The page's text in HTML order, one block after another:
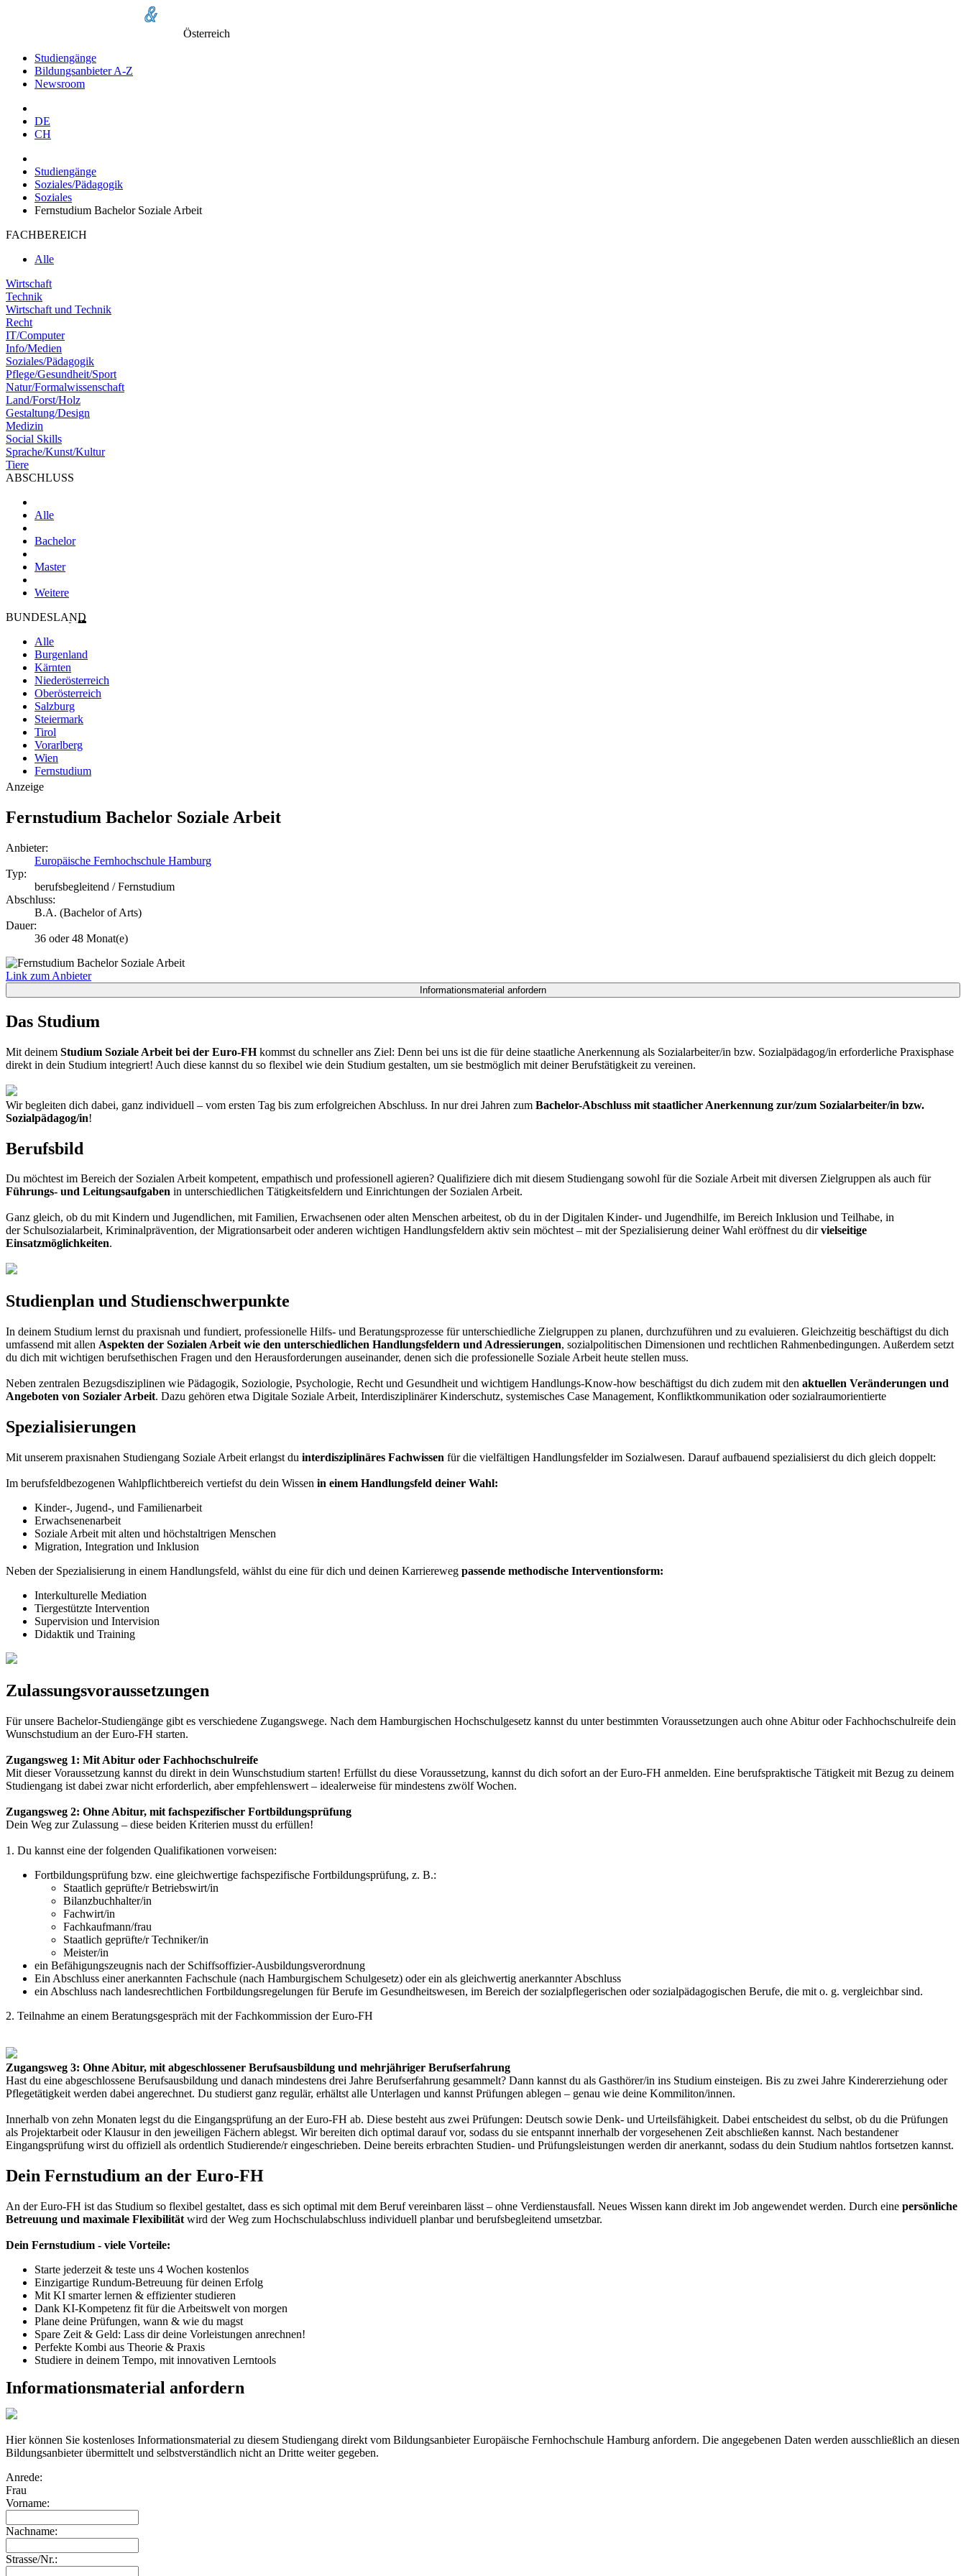
Österreich
Studiengänge
Bildungsanbieter A-Z
Newsroom
DE
CH
Studiengänge
Soziales/Pädagogik
Soziales
Fernstudium Bachelor Soziale Arbeit
FACHBEREICH
Alle
Wirtschaft
Technik
Wirtschaft und Technik
Recht
IT/Computer
Info/Medien
Soziales/Pädagogik
Pflege/Gesundheit/Sport
Natur/Formalwissenschaft
Land/Forst/Holz
Gestaltung/Design
Medizin
Social Skills
Sprache/Kunst/Kultur
Tiere
ABSCHLUSS
Alle
Bachelor
Master
Weitere
BUNDESLAND
Alle
Burgenland
Kärnten
Niederösterreich
Oberösterreich
Salzburg
Steiermark
Tirol
Vorarlberg
Wien
Fernstudium
Anzeige
Fernstudium Bachelor Soziale Arbeit
Anbieter:
Europäische Fernhochschule Hamburg
Typ:
berufsbegleitend / Fernstudium
Abschluss:
B.A. (Bachelor of Arts)
Dauer:
36 oder 48 Monat(e)
Link zum Anbieter
Das Studium
Mit deinem Studium Soziale Arbeit bei der Euro-FHkommst du schneller ans Ziel: Denn bei uns ist die für deine staatliche Anerkennung als Sozialarbeiter/in bzw. Sozialpädagog/in erforderliche Praxisphase
direkt in dein Studium integriert! Auch diese kannst du so flexibel wie dein Studium gestalten, um sie bestmöglich mit deiner Berufstätigkeit zu vereinen.
Wir begleiten dich dabei, ganz individuell – vom ersten Tag bis zum erfolgreichen Abschluss. In nur drei Jahren zum Bachelor-Abschluss mit staatlicher Anerkennung zur/zum Sozialarbeiter/in bzw.
Sozialpädagog/in!
Berufsbild
Du möchtest im Bereich der Sozialen Arbeit kompetent, empathisch und professionell agieren? Qualifiziere dich mit diesem Studiengang sowohl für die Soziale Arbeit mit diversen Zielgruppen als auch für
Führungs- und Leitungsaufgaben in unterschiedlichen Tätigkeitsfeldern und Einrichtungen der Sozialen Arbeit.
Ganz gleich, ob du mit Kindern und Jugendlichen, mit Familien, Erwachsenen oder alten Menschen arbeitest, ob du in der Digitalen Kinder- und Jugendhilfe, im Bereich Inklusion und Teilhabe, in
der Schulsozialarbeit, Kriminalprävention, der Migrationsarbeit oder anderen wichtigen Handlungsfeldern aktiv sein möchtest – mit der Spezialisierung deiner Wahl eröffnest du dirvielseitige
Einsatzmöglichkeiten.
Studienplan und Studienschwerpunkte
In deinem Studium lernst du praxisnah und fundiert, professionelle Hilfs- und Beratungsprozesse für unterschiedliche Zielgruppen zu planen, durchzuführen und zu evaluieren. Gleichzeitig beschäftigst du dich
umfassend mit allen Aspekten der Sozialen Arbeit wie den unterschiedlichen Handlungsfeldern und Adressierungen, sozialpolitischen Dimensionen und rechtlichen Rahmenbedingungen. Außerdem setzt
du dich mit wichtigen berufsethischen Fragen und den Herausforderungen auseinander, denen sich die professionelle Soziale Arbeit heute stellen muss.
Neben zentralen Bezugsdisziplinen wie Pädagogik, Soziologie, Psychologie, Recht und Gesundheit und wichtigem Handlungs-Know-how beschäftigst du dich zudem mit den aktuellen Veränderungen und
Angeboten von Sozialer Arbeit. Dazu gehören etwa Digitale Soziale Arbeit, Interdisziplinärer Kinderschutz, systemisches Case Management, Konfliktkommunikation oder sozialraumorientierte
Spezialisierungen
Mit unserem praxisnahen Studiengang Soziale Arbeit erlangst du interdisziplinäres Fachwissen für die vielfältigen Handlungsfelder im Sozialwesen. Darauf aufbauend spezialisierst du dich gleich doppelt:
Im berufsfeldbezogenen Wahlpflichtbereich vertiefst du dein Wissen in einem Handlungsfeld deiner Wahl:
Kinder-, Jugend-, und Familienarbeit
Erwachsenenarbeit
Soziale Arbeit mit alten und höchstaltrigen Menschen
Migration, Integration und Inklusion
Neben der Spezialisierung in einem Handlungsfeld, wählst du eine für dich und deinen Karriereweg passende methodische Interventionsform:
Interkulturelle Mediation
Tiergestützte Intervention
Supervision und Intervision
Didaktik und Training
Zulassungsvoraussetzungen
Für unsere Bachelor-Studiengänge gibt es verschiedene Zugangswege. Nach dem Hamburgischen Hochschulgesetz kannst du unter bestimmten Voraussetzungen auch ohne Abitur oder Fachhochschulreife dein
Wunschstudium an der Euro-FH starten.
Zugangsweg 1: Mit Abitur oder Fachhochschulreife
Mit dieser Voraussetzung kannst du direkt in dein Wunschstudium starten! Erfüllst du diese Voraussetzung, kannst du dich sofort an der Euro-FH anmelden. Eine berufspraktische Tätigkeit mit Bezug zu deinem
Studiengang ist dabei zwar nicht erforderlich, aber empfehlenswert – idealerweise für mindestens zwölf Wochen.
Zugangsweg 2: Ohne Abitur, mit fachspezifischer Fortbildungsprüfung
Dein Weg zur Zulassung – diese beiden Kriterien musst du erfüllen!
1. Du kannst eine der folgenden Qualifikationen vorweisen:
Fortbildungsprüfung bzw. eine gleichwertige fachspezifische Fortbildungsprüfung, z. B.:
Staatlich geprüfte/r Betriebswirt/in
Bilanzbuchhalter/in
Fachwirt/in
Fachkaufmann/frau
Staatlich geprüfte/r Techniker/in
Meister/in
ein Befähigungszeugnis nach der Schiffsoffizier-Ausbildungsverordnung
Ein Abschluss einer anerkannten Fachschule (nach Hamburgischem Schulgesetz) oder ein als gleichwertig anerkannter Abschluss
ein Abschluss nach landesrechtlichen Fortbildungsregelungen für Berufe im Gesundheitswesen, im Bereich der sozialpflegerischen oder sozialpädagogischen Berufe, die mit o. g. vergleichbar sind.
2. Teilnahme an einem Beratungsgespräch mit der Fachkommission der Euro-FH
Zugangsweg 3: Ohne Abitur, mit abgeschlossener Berufsausbildung und mehrjähriger Berufserfahrung
Hast du eine abgeschlossene Berufsausbildung und danach mindestens drei Jahre Berufserfahrung gesammelt? Dann kannst du als Gasthörer/in ins Studium einsteigen. Bis zu zwei Jahre Kindererziehung oder
Pflegetätigkeit werden dabei angerechnet. Du studierst ganz regulär, erhältst alle Unterlagen und kannst Prüfungen ablegen – genau wie deine Kommiliton/innen.
Innerhalb von zehn Monaten legst du die Eingangsprüfung an der Euro-FH ab. Diese besteht aus zwei Prüfungen: Deutsch sowie Denk- und Urteilsfähigkeit. Dabei entscheidest du selbst, ob du die Prüfungen
als Projektarbeit oder Klausur in den jeweiligen Fächern ablegst. Wir bereiten dich optimal darauf vor, sodass du sie entspannt innerhalb der vorgesehenen Zeit abschließen kannst. Nach bestandener
Eingangsprüfung wirst du offiziell als ordentlich Studierende/r eingeschrieben. Deine bereits erbrachten Studien- und Prüfungsleistungen werden dir anerkannt, sodass du dein Studium nahtlos fortsetzen kannst.
Dein Fernstudium an der Euro-FH
An der Euro-FH ist das Studium so flexibel gestaltet, dass es sich optimal mit dem Beruf vereinbaren lässt – ohne Verdienstausfall. Neues Wissen kann direkt im Job angewendet werden. Durch eine persönliche
Betreuung und maximale Flexibilität wird der Weg zum Hochschulabschluss individuell planbar und berufsbegleitend umsetzbar.
Dein Fernstudium - viele Vorteile:
Starte jederzeit & teste uns 4 Wochen kostenlos
Einzigartige Rundum-Betreuung für deinen Erfolg
Mit KI smarter lernen & effizienter studieren
Dank KI-Kompetenz fit für die Arbeitswelt von morgen
Plane deine Prüfungen, wann & wie du magst
Spare Zeit & Geld: Lass dir deine Vorleistungen anrechnen!
Perfekte Kombi aus Theorie & Praxis
Studiere in deinem Tempo, mit innovativen Lerntools
Informationsmaterial anfordern
Hier können Sie kostenloses Informationsmaterial zu diesem Studiengang direkt vom Bildungsanbieter Europäische Fernhochschule Hamburg anfordern. Die angegebenen Daten werden ausschließlich an diesen
Bildungsanbieter übermittelt und selbstverständlich nicht an Dritte weiter gegeben.
Anrede:
Frau
Vorname:
Nachname:
Strasse/Nr.: